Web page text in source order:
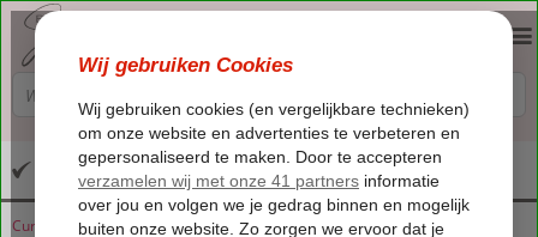
Altijd inclusief huurauto
Home
Curaçao Sint Joris Baai Woodstock Palmresort